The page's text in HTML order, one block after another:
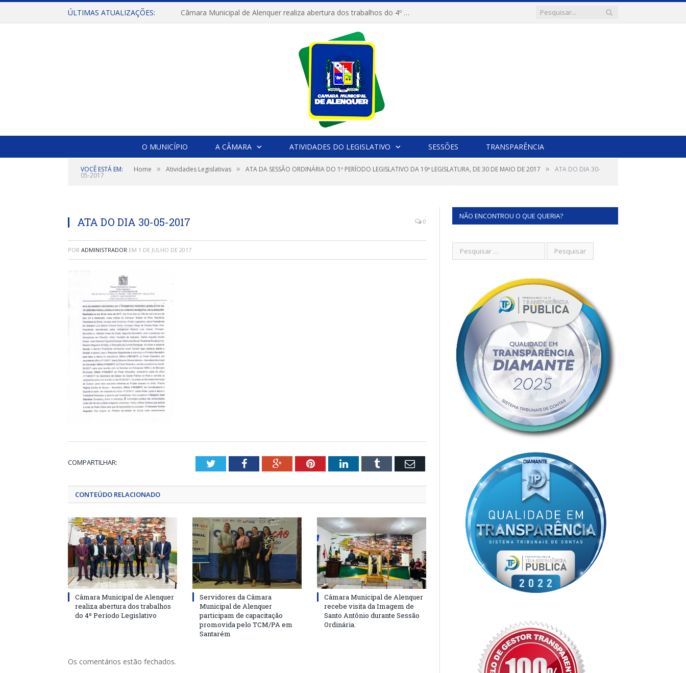
ÚLTIMAS ATUALIZAÇÕES: Câmara Municipal de Alenquer realiza abertura dos trabalhos do 4º Período Legislativo
O MUNICÍPIO A CÂMARA ATIVIDADES DO LEGISLATIVO SESSÕES TRANSPARÊNCIA
VOCÊ ESTÁ EM: Home » Atividades Legislativas » ATA DA SESSÃO ORDINÁRIA DO 1º PERÍODO LEGISLATIVO DA 19ª LEGISLATURA, DE 30 DE MAIO DE 2017 » ATA DO DIA 30-
05-2017
ATA DO DIA 30-05-2017 0
POR ADMINISTRADOR EM 1 DE JULHO DE 2017
COMPARTILHAR: TwitterFacebookGoogle+PinterestLinkedInTumblr Email
CONTEÚDO RELACIONADO
Câmara Municipal de Alenquer
realiza abertura dos trabalhos
do 4º Período Legislativo
Servidores da Câmara
Municipal de Alenquer
participam de capacitação
promovida pelo TCM/PA em
Santarém
Câmara Municipal de Alenquer
recebe visita da Imagem de
Santo Antônio durante Sessão
Ordinária.
Os comentários estão fechados.
NÃO ENCONTROU O QUE QUERIA?